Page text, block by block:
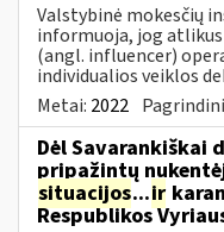
Valstybinė mokesčių
informuoja, jog
(angl. influencer)
individualios veiklos
Metai: 2022
Dėl Savarankiškai
pripažintų
situacijos...ir
Respublikos